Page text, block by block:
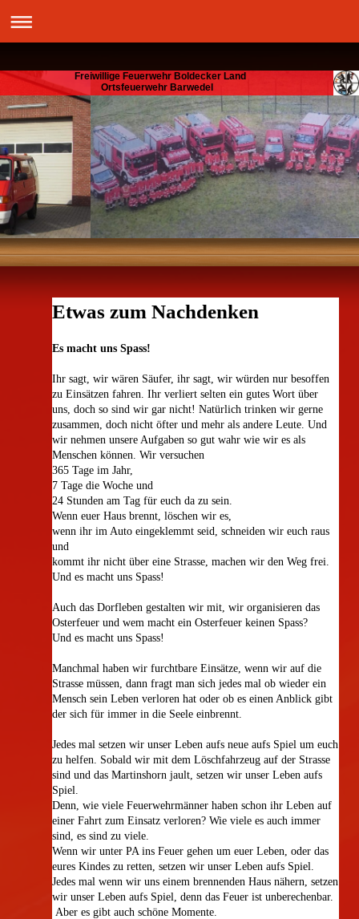
Freiwillige Feuerwehr Boldecker Land
Ortsfeuerwehr Barwedel
Etwas zum Nachdenken
Es macht uns Spass!
Ihr sagt, wir wären Säufer, ihr sagt, wir würden nur besoffen
zu Einsätzen fahren. Ihr verliert selten ein gutes Wort über
uns, doch so sind wir gar nicht! Natürlich trinken wir gerne
zusammen, doch nicht öfter und mehr als andere Leute. Und
wir nehmen unsere Aufgaben so gut wahr wie wir es als
Menschen können. Wir versuchen
365 Tage im Jahr,
7 Tage die Woche und
24 Stunden am Tag für euch da zu sein.
Wenn euer Haus brennt, löschen wir es,
wenn ihr im Auto eingeklemmt seid, schneiden wir euch raus
und
kommt ihr nicht über eine Strasse, machen wir den Weg frei.
Und es macht uns Spass!
Auch das Dorfleben gestalten wir mit, wir organisieren das
Osterfeuer und wem macht ein Osterfeuer keinen Spass?
Und es macht uns Spass!
Manchmal haben wir furchtbare Einsätze, wenn wir auf die
Strasse müssen, dann fragt man sich jedes mal ob wieder ein
Mensch sein Leben verloren hat oder ob es einen Anblick gibt
der sich für immer in die Seele einbrennt.
Jedes mal setzen wir unser Leben aufs neue aufs Spiel um euch
zu helfen. Sobald wir mit dem Löschfahrzeug auf der Strasse
sind und das Martinshorn jault, setzen wir unser Leben aufs
Spiel.
Denn, wie viele Feuerwehrmänner haben schon ihr Leben auf
einer Fahrt zum Einsatz verloren? Wie viele es auch immer
sind, es sind zu viele.
Wenn wir unter PA ins Feuer gehen um euer Leben, oder das
eures Kindes zu retten, setzen wir unser Leben aufs Spiel.
Jedes mal wenn wir uns einem brennenden Haus nähern, setzen
wir unser Leben aufs Spiel, denn das Feuer ist unberechenbar.
Aber es gibt auch schöne Momente.